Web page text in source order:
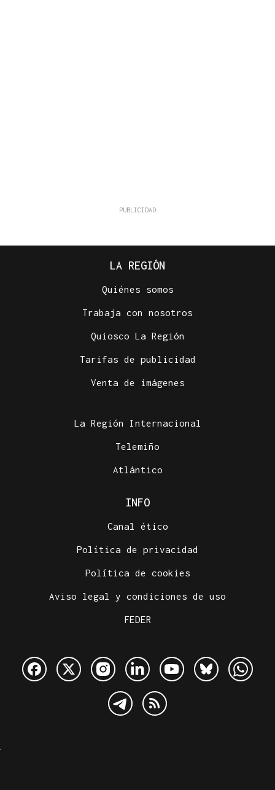
LA REGIÓN
Quiénes somos
Trabaja con nosotros
Quiosco La Región
Tarifas de publicidad
Venta de imágenes
La Región Internacional
Telemiño
Atlántico
INFO
Canal ético
Política de privacidad
Política de cookies
Aviso legal y condiciones de uso
FEDER